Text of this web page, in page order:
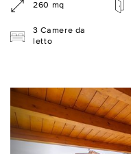
260 mq
3 Camere da
letto